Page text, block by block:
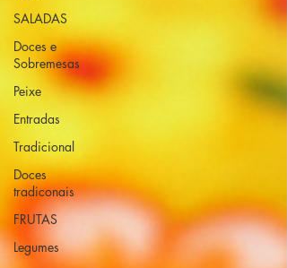
SALADAS
Doces e
Sobremesas
Peixe
Entradas
Tradicional
Doces
tradiconais
FRUTAS
Legumes